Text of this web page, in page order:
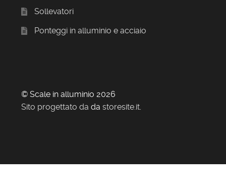
Sollevatori
Ponteggi in alluminio e acciaio
© Scale in alluminio 2026
Sito progettato da da storesite.it.